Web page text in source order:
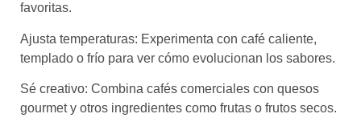
favoritas.
Ajusta temperaturas: Experimenta con café caliente,
templado o frío para ver cómo evolucionan los sabores.
Sé creativo: Combina cafés comerciales con quesos
gourmet y otros ingredientes como frutas o frutos secos.